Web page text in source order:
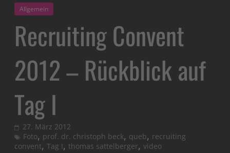
Allgemein
Recruiting Convent
2012 – Rückblick auf
Tag I
27. März 2012
Foto, prof. dr. christoph beck, queb, recruiting
convent,Tag I,thomas sattelberger,video